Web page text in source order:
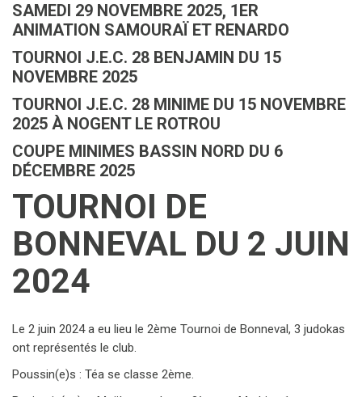
SAMEDI 29 NOVEMBRE 2025, 1ER
ANIMATION SAMOURAÏ ET RENARDO
TOURNOI J.E.C. 28 BENJAMIN DU 15
NOVEMBRE 2025
TOURNOI J.E.C. 28 MINIME DU 15 NOVEMBRE
2025 À NOGENT LE ROTROU
COUPE MINIMES BASSIN NORD DU 6
DÉCEMBRE 2025
TOURNOI DE
BONNEVAL DU 2 JUIN
2024
Le 2 juin 2024 a eu lieu le 2ème Tournoi de Bonneval, 3 judokas
ont représentés le club.
Poussin(e)s : Téa se classe 2ème.